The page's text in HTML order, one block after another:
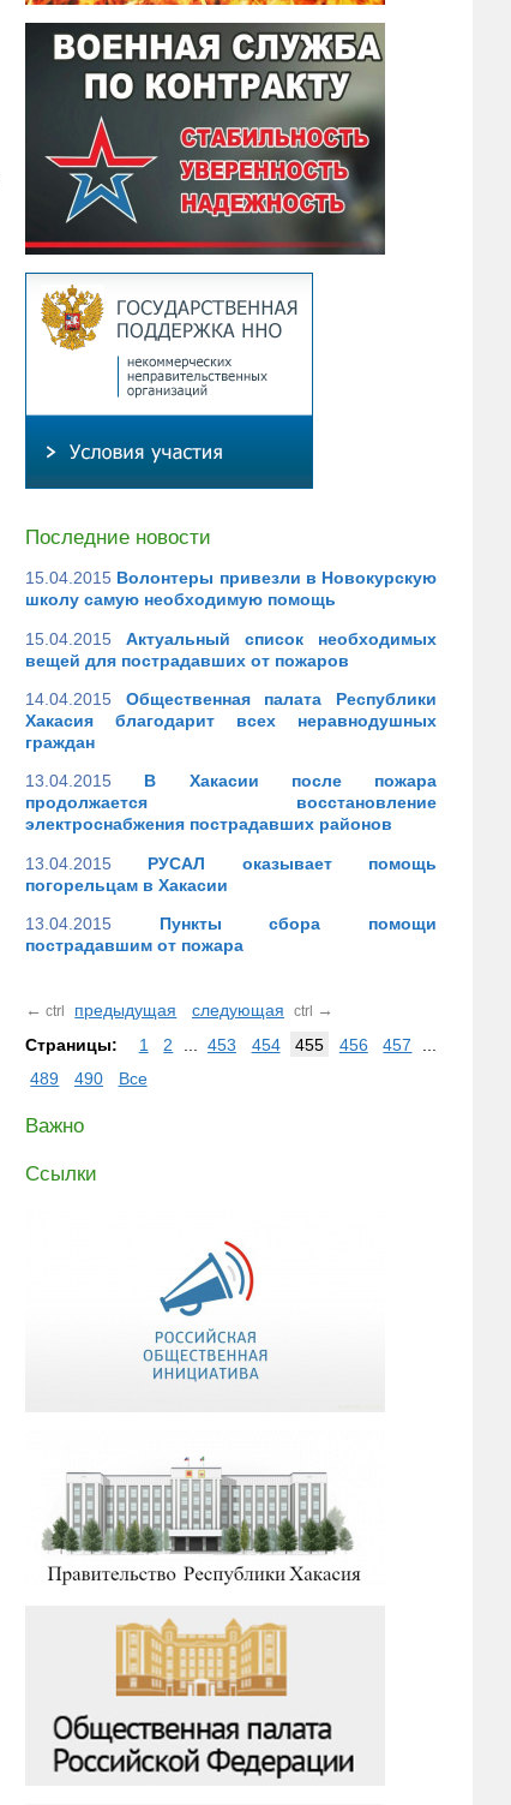
Последние новости
15.04.2015 Волонтеры привезли в Новокурскую
школу самую необходимую помощь
15.04.2015
Актуальный список необходимых
вещей для пострадавших от пожаров
14.04.2015
Общественная палата Республики
Хакасия благодарит всех неравнодушных
граждан
13.04.2015
В Хакасии после пожара
продолжается восстановление
электроснабжения пострадавших районов
13.04.2015
РУСАЛ оказывает помощь
погорельцам в Хакасии
13.04.2015
Пункты сбора помощи
пострадавшим от пожара
← ctrl предыдущая следующая ctrl →
Страницы:
1 2 453 454 455 456 457
489
490 Все
Важно
Ссылки